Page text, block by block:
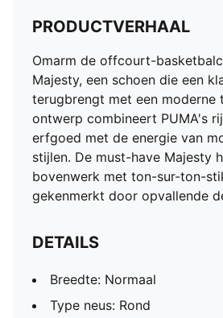
PRODUCTVERHAAL
Omarm de offcourt-
Majesty, een schoen die een
terugbrengt met een moderne
ontwerp combineert PUMA's
erfgoed met de energie van
stijlen. De must-have Majesty
bovenwerk met ton-sur-ton-
gekenmerkt door opvallende
DETAILS
Breedte: Normaal
Type neus: Rond